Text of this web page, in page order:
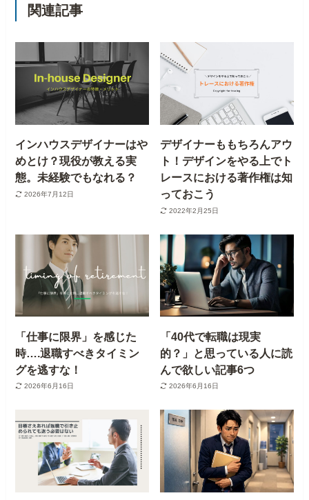
関連記事
インハウスデザイナーはや
めとけ？現役が教える実
態。未経験でもなれる？
2026年7月12日
デザイナーももちろんアウ
ト！デザインをやる上でト
レースにおける著作権は知
っておこう
2022年2月25日
「仕事に限界」を感じた
時….退職すべきタイミン
グを逃すな！
2026年6月16日
「40代で転職は現実
的？」と思っている人に読
んで欲しい記事6つ
2026年6月16日